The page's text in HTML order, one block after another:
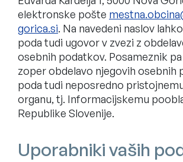
elektronske pošte
. Na navedeni naslov
poda tudi ugovor v zvezi z
osebnih podatkov. Posameznik
zoper obdelavo njegovih osebnih
poda tudi neposredno
organu, tj. Informacijskemu
Republike Slovenije.
Uporabniki vaših